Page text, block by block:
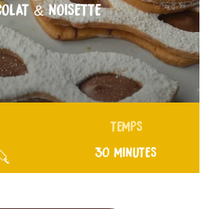
& NOISETTE
TEMPS
30 MINUTES